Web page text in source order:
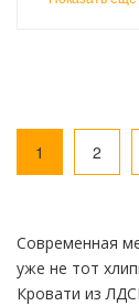
1 2
Современная
уже не тот
Кровати из